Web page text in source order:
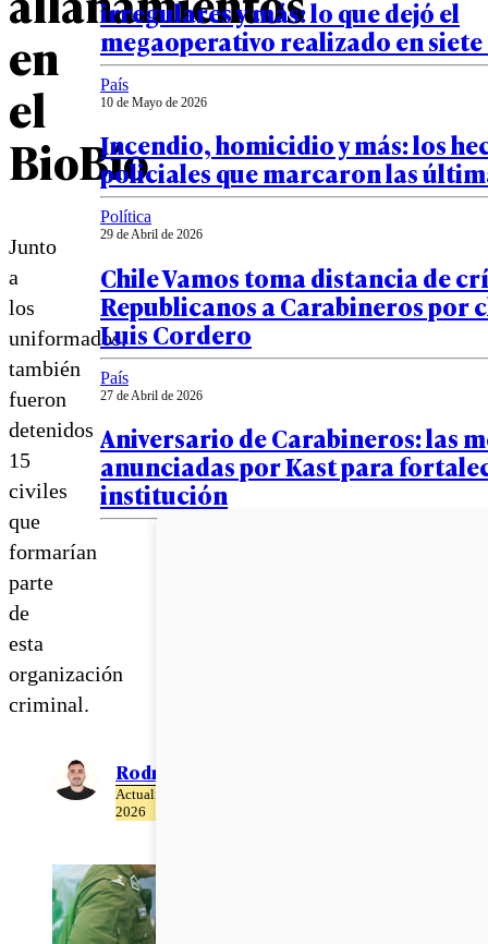
en
el
BioBío
Junto
a
los
uniformados,
también
fueron
detenidos
15
civiles
que
formarían
parte
de
esta
organización
criminal.
Rodrigo León
Actualizado el 14 de Mayo del
2026
irregulares y más: lo que dejó el
megaoperativo realizado en
País
10 de Mayo de 2026
Incendio, homicidio y más: los
policiales que marcaron las
Política
29 de Abril de 2026
Chile Vamos toma distancia de
Republicanos a Carabineros por
Luis Cordero
País
27 de Abril de 2026
Aniversario de Carabineros: las
anunciadas por Kast para
institución